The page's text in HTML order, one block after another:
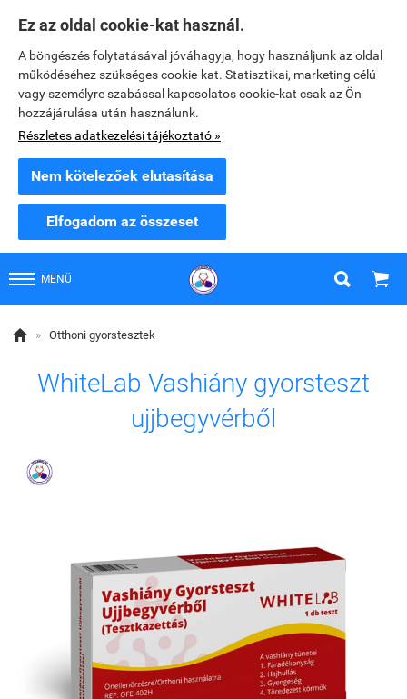
Ez az oldal cookie-kat használ.
A böngészés folytatásával jóváhagyja, hogy használjunk az oldal
működéséhez szükséges cookie-kat. Statisztikai, marketing célú
vagy személyre szabással kapcsolatos cookie-kat csak az Ön
hozzájárulása után használunk.
Részletes adatkezelési tájékoztató »
Nem kötelezőek elutasítása
Elfogadom az összeset
MENÜ  
 » Otthoni gyorstesztek
WhiteLab Vashiány gyorsteszt
ujjbegyvérből